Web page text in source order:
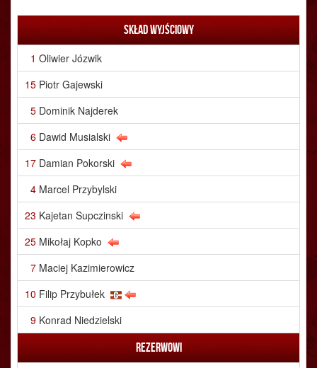
Skład wyjściowy
1 Oliwier Józwik
15 Piotr Gajewski
5 Dominik Najderek
6 Dawid Musialski
17 Damian Pokorski
4 Marcel Przybylski
23 Kajetan Supczinski
25 Mikołaj Kopko
7 Maciej Kazimierowicz
10 Filip Przybułek
9 Konrad Niedzielski
Rezerwowi